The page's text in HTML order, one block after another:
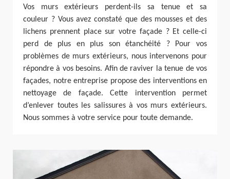
Vos murs extérieurs perdent-ils sa tenue et sa
couleur ? Vous avez constaté que des mousses et des
lichens prennent place sur votre façade ? Et celle-ci
perd de plus en plus son étanchéité ? Pour vos
problèmes de murs extérieurs, nous intervenons pour
répondre à vos besoins. Afin de raviver la tenue de vos
façades, notre entreprise propose des interventions en
nettoyage de façade. Cette intervention permet
d’enlever toutes les salissures à vos murs extérieurs.
Nous sommes à votre service pour toute demande.